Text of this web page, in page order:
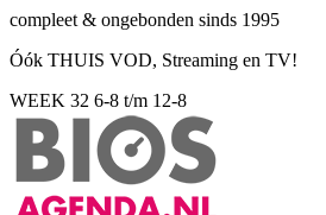
compleet & ongebonden sinds 1995
Óók THUIS VOD, Streaming en TV!
WEEK 32 6-8 t/m 12-8